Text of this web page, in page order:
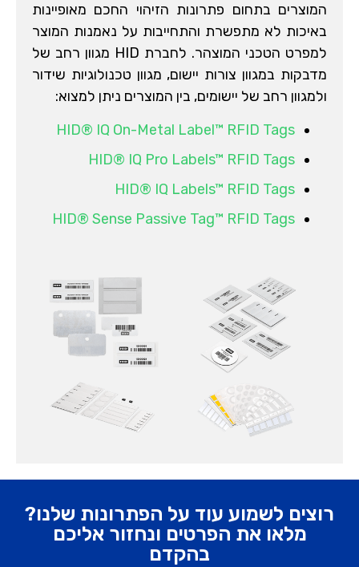
המוצרים בתחום פתרונות הזיהוי החכם מאופיינות
באיכות לא מתפשרת והתחייבות על נאמנות המוצר
למפרט הטכני המוצהר. לחברת HID מגוון רחב של
מדבקות במגוון צורות יישום, מגוון טכנולוגיות שידור
ולמגוון רחב של יישומים, בין המוצרים ניתן למצוא:
HID® IQ On-Metal Label™ RFID Tags
HID® IQ Pro Labels™ RFID Tags
HID® IQ Labels™ RFID Tags
HID® Sense Passive Tag™ RFID Tags
רוצים לשמוע עוד על הפתרונות שלנו?
מלאו את הפרטים ונחזור אליכם
בהקדם